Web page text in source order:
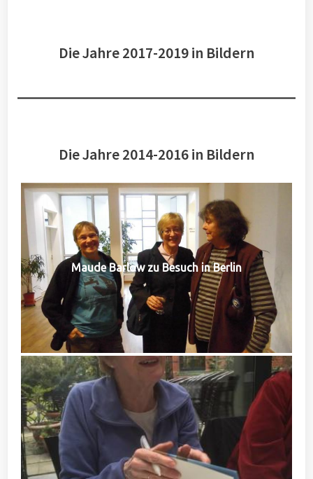
Die Jahre 2017-2019 in Bildern
Die Jahre 2014-2016 in Bildern
Maude Barlow zu Besuch in Berlin